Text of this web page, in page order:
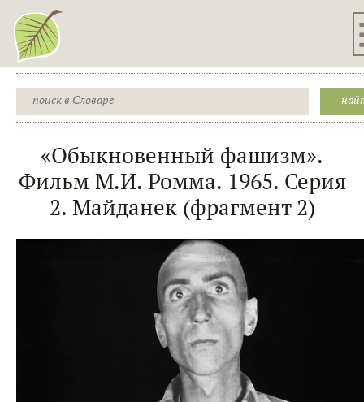
«Обыкновенный фашизм».
Фильм М.И. Ромма. 1965. Серия
2. Майданек (фрагмент 2)